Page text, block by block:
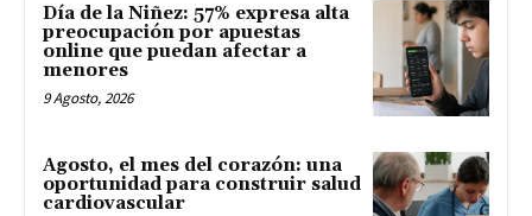
Día de la Niñez: 57% expresa alta
preocupación por apuestas
online que puedan afectar a
menores
9 Agosto, 2026
Agosto, el mes del corazón: una
oportunidad para construir salud
cardiovascular